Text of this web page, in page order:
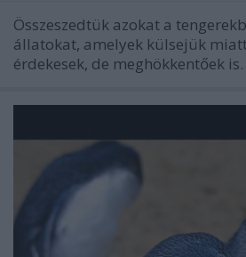
Összeszedtük azokat a
állatokat, amelyek külsejük
érdekesek, de meghökkentőek